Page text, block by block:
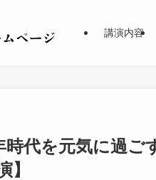
講演内容
時代を元気に過
】